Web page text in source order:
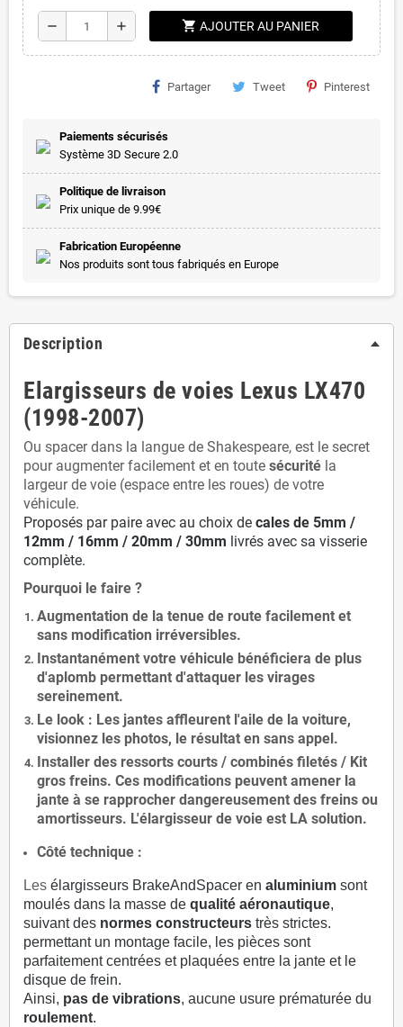
remove add shopping_cart AJOUTER AU PANIER
Partager Tweet Pinterest
Paiements sécurisés
Système 3D Secure 2.0
Politique de livraison
Prix unique de 9.99€
Fabrication Européenne
Nos produits sont tous fabriqués en Europe
Description
Elargisseurs de voies Lexus LX470
(1998-2007)
Ou spacer dans la langue de Shakespeare, est le secret
pour augmenter facilement et en toute sécurité la
largeur de voie (espace entre les roues) de votre
véhicule.
Proposés par paire avec au choix de cales de 5mm /
12mm / 16mm / 20mm / 30mm livrés avec sa visserie
complète.
Pourquoi le faire ?
Augmentation de la tenue de route facilement et
sans modification irréversibles.
Instantanément votre véhicule bénéficiera de plus
d'aplomb permettant d'attaquer les virages
sereinement.
Le look : Les jantes affleurent l'aile de la voiture,
visionnez les photos, le résultat en sans appel.
Installer des ressorts courts / combinés filetés / Kit
gros freins. Ces modifications peuvent amener la
jante à se rapprocher dangereusement des freins ou
amortisseurs. L'élargisseur de voie est LA solution.
Côté technique :
Les élargisseurs BrakeAndSpacer en aluminium sont
moulés dans la masse de qualité aéronautique,
suivant des normes constructeurs très strictes.
permettant un montage facile, les pièces sont
parfaitement centrées et plaquées entre la jante et le
disque de frein.
Ainsi, pas de vibrations, aucune usure prématurée du
roulement.